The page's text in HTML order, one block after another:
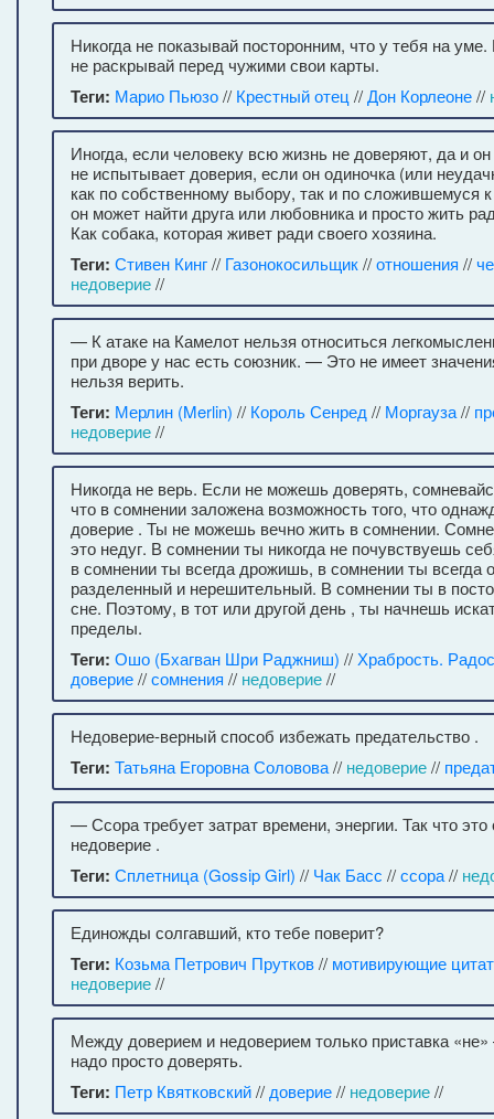
Никогда не показывай посторонним, что у тебя на уме.
не раскрывай перед чужими свои карты.
Теги: Марио Пьюзо// Крестный отец //Дон Корлеоне//
Иногда, если человеку всю жизнь не доверяют, да и
не испытывает доверия, если он одиночка (или
как по собственному выбору, так и по сложившемуся
он может найти друга или любовника и просто жить
Как собака, которая живет ради своего хозяина.
Теги: Стивен Кинг// Газонокосильщик//отношения //
недоверие//
— К атаке на Камелот нельзя относиться
при дворе у нас есть союзник. — Это не имеет
нельзя верить.
Теги: Мерлин (Merlin) // Король Сенред // Моргауза//
недоверие//
Никогда не верь. Если не можешь доверять,
что в сомнении заложена возможность того, что
доверие . Ты не можешь вечно жить в сомнении.
это недуг. В сомнении ты никогда не почувствуешь
в сомнении ты всегда дрожишь, в сомнении ты всегда
разделенный и нерешительный. В сомнении ты в
сне. Поэтому, в тот или другой день , ты начнешь
пределы.
Теги: Ошо (Бхагван Шри Раджниш) // Храбрость.
доверие//сомнения // недоверие//
Недоверие-верный способ избежать предательство .
Теги: Татьяна Егоровна Соловова// недоверие//
— Ссора требует затрат времени, энергии. Так что это
недоверие .
Теги: Сплетница (Gossip Girl) // Чак Басс //ссора//
Единожды солгавший, кто тебе поверит?
Теги: Козьма Петрович Прутков// мотивирующие
недоверие//
Между доверием и недоверием только приставка
надо просто доверять.
Теги: Петр Квятковский// доверие// недоверие//